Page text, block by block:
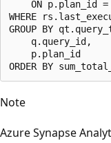
ON p.plan_id
WHERE
GROUP BY
    q.query_id,
    p.plan_id
Note
Azure Synapse